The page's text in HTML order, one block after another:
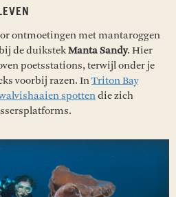
ontmoetingen met mantaroggen
de duikstekManta Sandy. Hier
poetsstations, terwijl onder je
voorbij razen. InTriton Bay
spottendie zich